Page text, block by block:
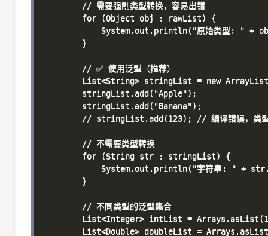
        // 需要强制类型转换，容易出错
        for (Object obj : rawList) {
System.out.println("原始类型: " +
        }
        // ✅ 使用泛型（推荐）
List<String> stringList = new
        stringList.add("Apple");
        stringList.add("Banana");
// stringList.add(123); // 编译错误，类
        // 不需要类型转换
        for (String str : stringList) {
System.out.println("字符串: " +
        }
        // 不同类型的泛型集合
List<Integer> intList =
List<Double> doubleList =